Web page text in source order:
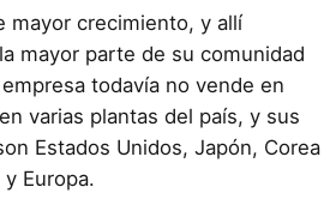
mayor crecimiento, y allí
mayor parte de su comunidad
todavía no vende en
varias plantas del país, y sus
Estados Unidos, Japón, Corea
Europa.